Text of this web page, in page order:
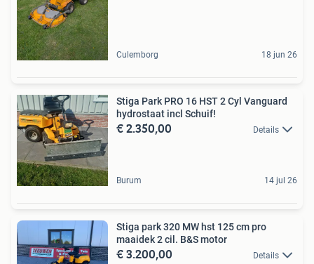
Culemborg 18 jun 26
Stiga Park PRO 16 HST 2 Cyl Vanguard
hydrostaat incl Schuif!
€ 2.350,00 Details
Burum 14 jul 26
Stiga park 320 MW hst 125 cm pro
maaidek 2 cil. B&S motor
€ 3.200,00 Details